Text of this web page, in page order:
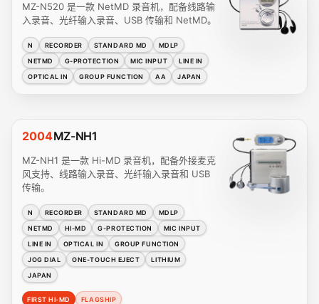
MZ-N520 是一款 NetMD 录音机，配备线路输
入录音、光纤输入录音、USB 传输和 NetMD。
N RECORDER STANDARD MD
MDLP
NETMD
G-PROTECTION MIC INPUT
LINE IN
OPTICAL IN
GROUP FUNCTION AA JAPAN
2004MZ-NH1
MZ-NH1 是一款 Hi-MD 录音机，配备外接麦克
风支持、线路输入录音、光纤输入录音和 USB
传输。
N RECORDER STANDARD MD
MDLP
NETMD
HI-MD G-PROTECTION
MIC INPUT
LINE IN
OPTICAL IN
GROUP FUNCTION
JOG DIAL
ONE-TOUCH EJECT
LITHIUM
JAPAN
FIRST HI-MD FLAGSHIP